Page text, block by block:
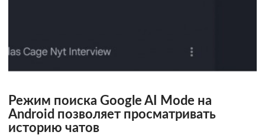
Режим поиска Google AI Mode на
Android позволяет просматривать
историю чатов